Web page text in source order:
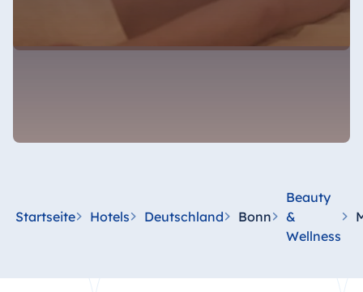
Startseite Hotels Deutschland Bonn
Beauty
&
Wellness